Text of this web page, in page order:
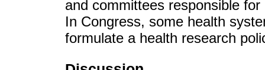
and committees responsible
In Congress, some health
formulate a health research